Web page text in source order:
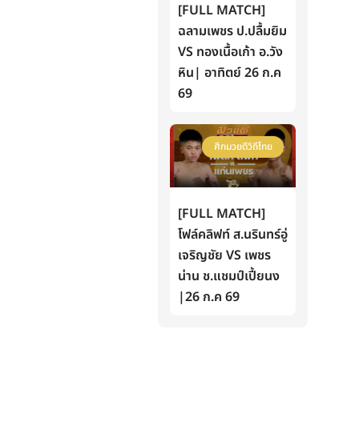
[FULL MATCH]
ฉลามเพชร ป.ปลื้มยิม
VS ทองเนื้อเก้า อ.วัง
หิน| อาทิตย์ 26 ก.ค
69
ศึกมวยดีวิถีไทย
[FULL MATCH]
โฟล์คลิฟท์ ส.นรินทร์อู่
เจริญชัย VS เพชร
น่าน ช.แชมป์เปี้ยนง
|26 ก.ค 69